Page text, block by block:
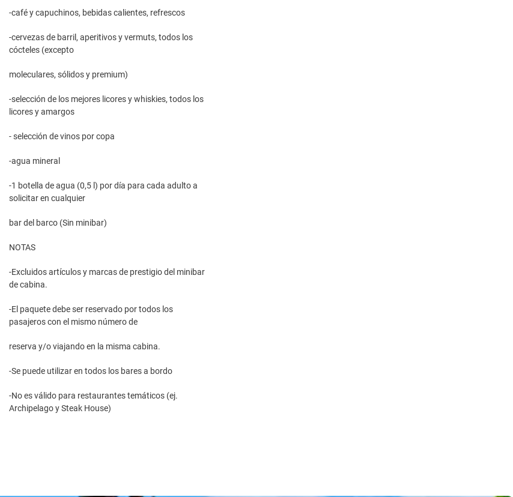
-café y capuchinos, bebidas calientes, refrescos
-cervezas de barril, aperitivos y vermuts, todos los
cócteles (excepto
moleculares, sólidos y premium)
-selección de los mejores licores y whiskies, todos los
licores y amargos
- selección de vinos por copa
-agua mineral
-1 botella de agua (0,5 l) por día para cada adulto a
solicitar en cualquier
bar del barco (Sin minibar)
NOTAS
-Excluidos artículos y marcas de prestigio del minibar
de cabina.
-El paquete debe ser reservado por todos los
pasajeros con el mismo número de
reserva y/o viajando en la misma cabina.
-Se puede utilizar en todos los bares a bordo
-No es válido para restaurantes temáticos (ej.
Archipelago y Steak House)